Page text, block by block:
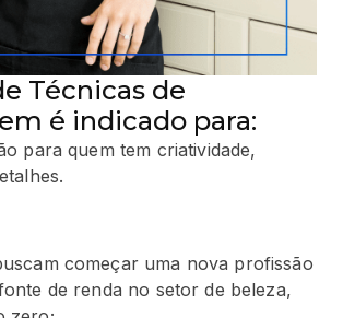
Técnicas de
é indicado para:
para quem tem criatividade,
começar uma nova profissão
de renda no setor de beleza,